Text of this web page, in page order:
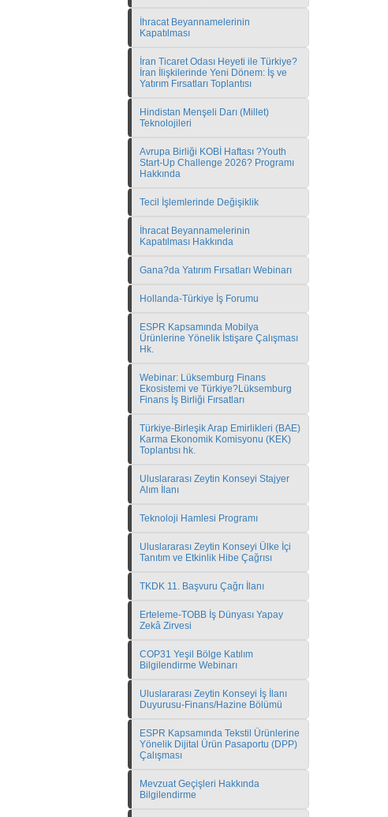
İhracat Beyannamelerinin
Kapatılması
İran Ticaret Odası Heyeti ile Türkiye?
İran İlişkilerinde Yeni Dönem: İş ve
Yatırım Fırsatları Toplantısı
Hindistan Menşeli Darı (Millet)
Teknolojileri
Avrupa Birliği KOBİ Haftası ?Youth
Start-Up Challenge 2026? Programı
Hakkında
Tecil İşlemlerinde Değişiklik
İhracat Beyannamelerinin
Kapatılması Hakkında
Gana?da Yatırım Fırsatları Webinarı
Hollanda-Türkiye İş Forumu
ESPR Kapsamında Mobilya
Ürünlerine Yönelik İstişare Çalışması
Hk.
Webinar: Lüksemburg Finans
Ekosistemi ve Türkiye?Lüksemburg
Finans İş Birliği Fırsatları
Türkiye-Birleşik Arap Emirlikleri (BAE)
Karma Ekonomik Komisyonu (KEK)
Toplantısı hk.
Uluslararası Zeytin Konseyi Stajyer
Alım İlanı
Teknoloji Hamlesi Programı
Uluslararası Zeytin Konseyi Ülke İçi
Tanıtım ve Etkinlik Hibe Çağrısı
TKDK 11. Başvuru Çağrı İlanı
Erteleme-TOBB İş Dünyası Yapay
Zekâ Zirvesi
COP31 Yeşil Bölge Katılım
Bilgilendirme Webinarı
Uluslararası Zeytin Konseyi İş İlanı
Duyurusu-Finans/Hazine Bölümü
ESPR Kapsamında Tekstil Ürünlerine
Yönelik Dijital Ürün Pasaportu (DPP)
Çalışması
Mevzuat Geçişleri Hakkında
Bilgilendirme